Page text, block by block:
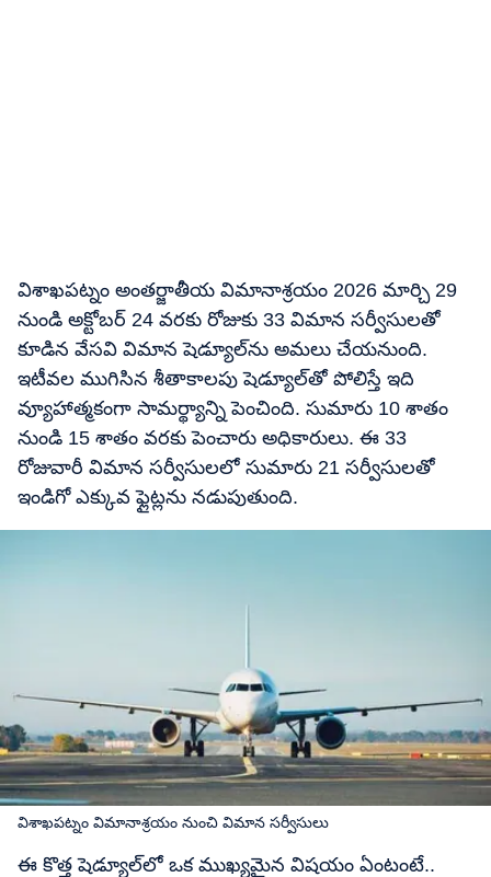
విశాఖపట్నం అంతర్జాతీయ విమానాశ్రయం 2026 మార్చి 29
నుండి అక్టోబర్ 24 వరకు రోజుకు 33 విమాన సర్వీసులతో
కూడిన వేసవి విమాన షెడ్యూల్‌ను అమలు చేయనుంది.
ఇటీవల ముగిసిన శీతాకాలపు షెడ్యూల్‌తో పోలిస్తే ఇది
వ్యూహాత్మకంగా సామర్థ్యాన్ని పెంచింది. సుమారు 10 శాతం
నుండి 15 శాతం వరకు పెంచారు అధికారులు. ఈ 33
రోజువారీ విమాన సర్వీసులలో సుమారు 21 సర్వీసులతో
ఇండిగో ఎక్కువ ఫ్లైట్లను నడుపుతుంది.
విశాఖపట్నం విమానాశ్రయం నుంచి విమాన సర్వీసులు
ఈ కొత్త షెడ్యూల్‌లో ఒక ముఖ్యమైన విషయం ఏంటంటే..